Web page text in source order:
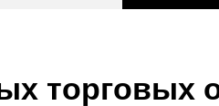
торговых